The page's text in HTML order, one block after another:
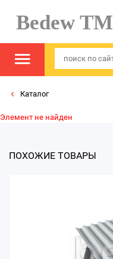
Bedew TM
Каталог
Элемент не найден
ПОХОЖИЕ ТОВАРЫ